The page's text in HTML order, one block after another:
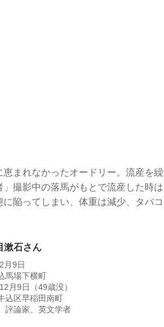
まれなかったオードリー。流産を繰
撮影中の落馬がもとで流産した時は
陥ってしまい、体重は減少、タバコ
石さん
月9日
馬場下横町
月9日（49歳没）
込区早稲田南町
評論家、英文学者